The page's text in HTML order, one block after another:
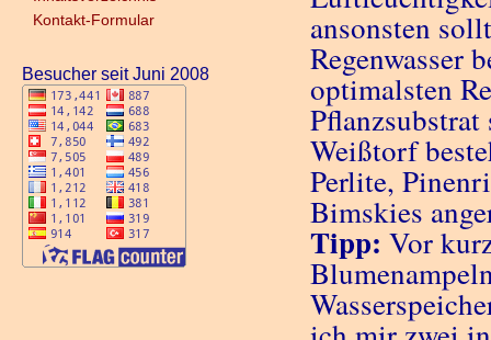
Kontakt-Formular
Besucher seit Juni 2008
ansonsten
Regenwasser
optimalsten
Weißtorf
Perlite,
Bimskies
Tipp: Vor